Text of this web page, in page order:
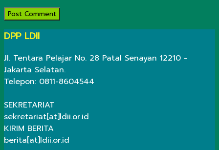
DPP LDII
Jl. Tentara Pelajar No. 28 Patal Senayan 12210 -
Jakarta Selatan.
Telepon: 0811-8604544
SEKRETARIAT
sekretariat[at]ldii.or.id
KIRIM BERITA
berita[at]ldii.or.id